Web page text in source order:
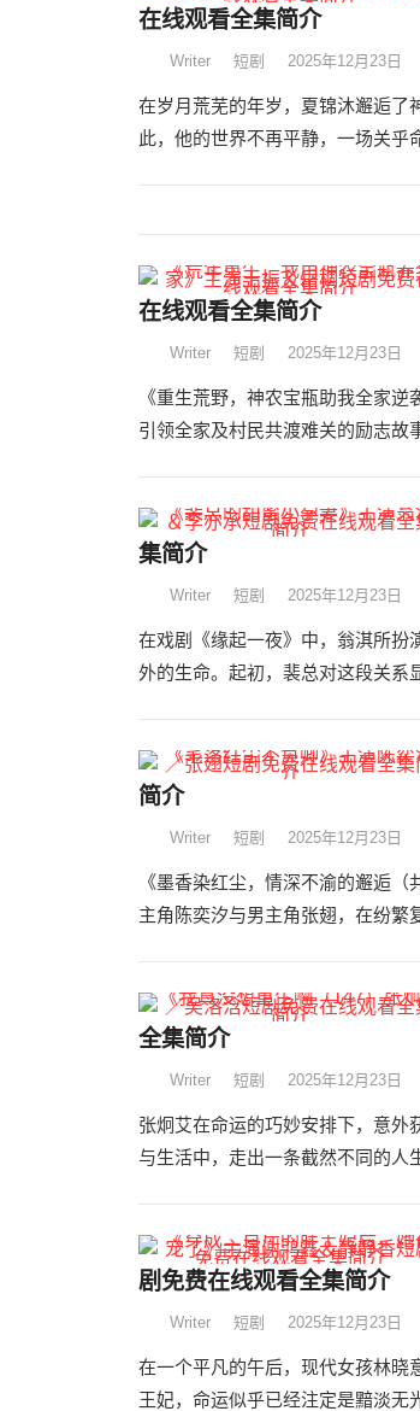
在线观看全集简介
Writer 短剧 2025年12月23日
在岁月荒芜的年岁，夏锦沐邂逅了
此，他的世界不再平静，一场关乎
在线观看全集简介
Writer 短剧 2025年12月23日
《重生荒野，神农宝瓶助我全家
引领全家及村民共渡难关的励志故
集简介
Writer 短剧 2025年12月23日
在戏剧《缘起一夜》中，翁淇所扮
外的生命。起初，裴总对这段关系
简介
Writer 短剧 2025年12月23日
《墨香染红尘，情深不渝的邂逅
主角陈奕汐与男主角张翅，在纷繁
全集简介
Writer 短剧 2025年12月23日
张炯艾在命运的巧妙安排下，意外
与生活中，走出一条截然不同的人
剧免费在线观看全集简介
Writer 短剧 2025年12月23日
在一个平凡的午后，现代女孩林晓
王妃，命运似乎已经注定是黯淡无